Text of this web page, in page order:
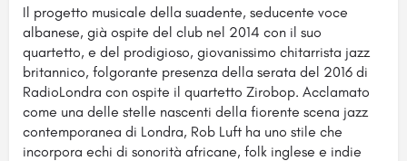
Il progetto musicale della suadente, seducente voce
albanese, già ospite del club nel 2014 con il suo
quartetto, e del prodigioso, giovanissimo chitarrista jazz
britannico, folgorante presenza della serata del 2016 di
RadioLondra con ospite il quartetto Zirobop. Acclamato
come una delle stelle nascenti della fiorente scena jazz
contemporanea di Londra, Rob Luft ha uno stile che
incorpora echi di sonorità africane, folk inglese e indie